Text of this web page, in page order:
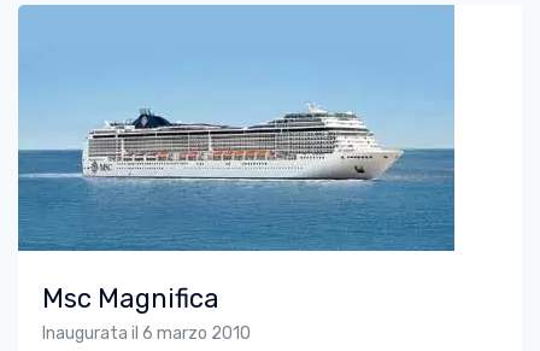
Msc Magnifica
Inaugurata il 6 marzo 2010